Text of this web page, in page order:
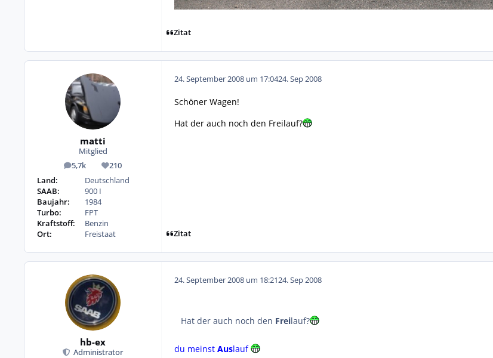
Zitat
matti
Mitglied
5,7k
Beiträge 210
Reputation
Land:
Deutschland
SAAB:
900 I
Baujahr:
1984
Turbo:
FPT
Kraftstoff:
Benzin
Ort:
Freistaat
24. September 2008 um 17:0424. Sep 2008
Schöner Wagen!
Hat der auch noch den Freilauf?
Zitat
hb-ex
Administrator
24. September 2008 um 18:2124. Sep 2008
Hat der auch noch den Freilauf?
du meinst Auslauf